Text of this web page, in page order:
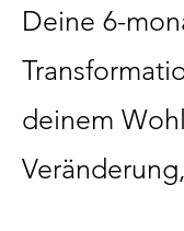
Deine 6-
deinem